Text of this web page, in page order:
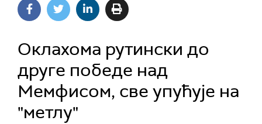
Оклахома рутински до
друге победе над
Мемфисом, све упућује на
"метлу"